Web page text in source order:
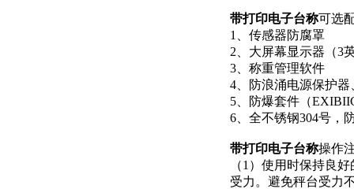
带打印电子台称可选
1
、传感器防腐罩
2 、大屏幕显示器（3
3 、称重管理软件
4 、防浪涌电源保护
5 、防爆套件（
6 、全不锈钢304号，
带打印电子台称操作
（1）使用时保持良
受力。避免秤台受力